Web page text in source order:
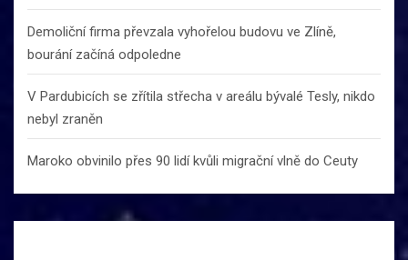
Demoliční firma převzala vyhořelou budovu ve Zlíně,
bourání začíná odpoledne
V Pardubicích se zřítila střecha v areálu bývalé Tesly, nikdo
nebyl zraněn
Maroko obvinilo přes 90 lidí kvůli migrační vlně do Ceuty